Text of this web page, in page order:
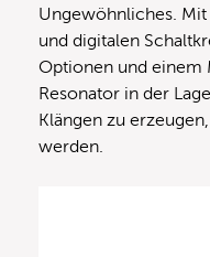
Ungewöhnliches.
und digitalen
Optionen und einem
Resonator in der
Klängen zu
werden.